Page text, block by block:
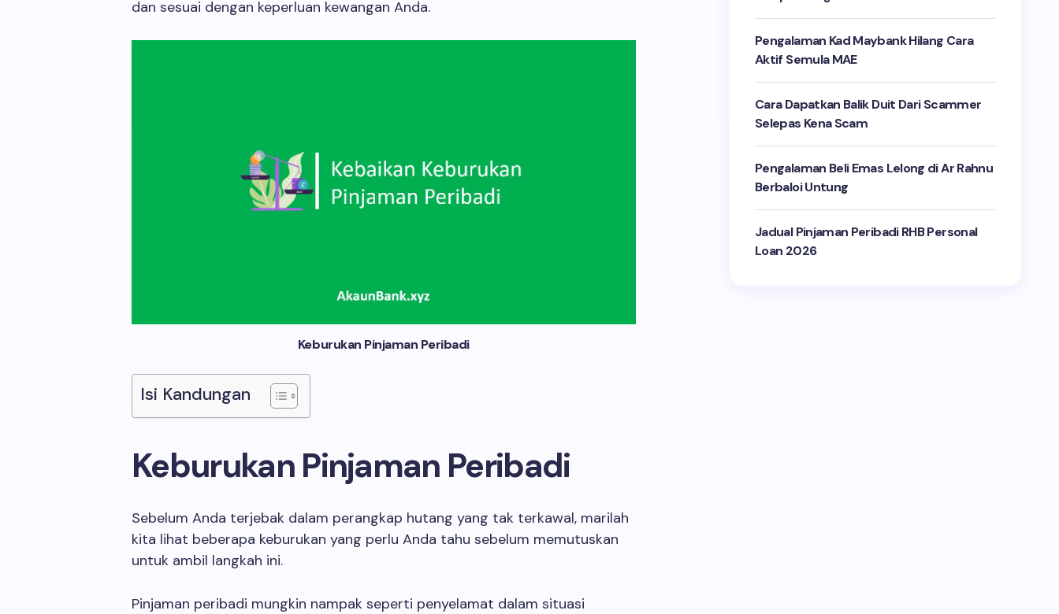
dan sesuai dengan keperluan kewangan Anda.
Keburukan Pinjaman Peribadi
Isi Kandungan
Keburukan Pinjaman Peribadi
Sebelum Anda terjebak dalam perangkap hutang yang tak terkawal, marilah
kita lihat beberapa keburukan yang perlu Anda tahu sebelum memutuskan
untuk ambil langkah ini.
Pinjaman peribadi mungkin nampak seperti penyelamat dalam situasi
Pengalaman Kad Maybank Hilang Cara
Aktif Semula MAE
Cara Dapatkan Balik Duit Dari Scammer
Selepas Kena Scam
Pengalaman Beli Emas Lelong di Ar Rahnu
Berbaloi Untung
Jadual Pinjaman Peribadi RHB Personal
Loan 2026